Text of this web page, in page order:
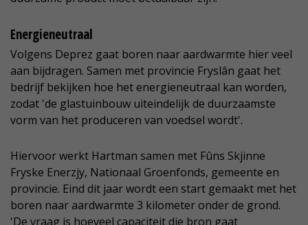
Energieneutraal
Volgens Deprez gaat boren naar aardwarmte hier veel
aan bijdragen. Samen met provincie Fryslân gaat het
bedrijf bekijken hoe het energieneutraal kan worden,
zodat 'de glastuinbouw uiteindelijk de duurzaamste
vorm van het produceren van voedsel wordt'.
Hiervoor werkt Hartman samen met Fûns Skjinne
Fryske Enerzjy, Nationaal Groenfonds, gemeente en
provincie. Eind dit jaar wordt een start gemaakt met het
boren naar aardwarmte 3 kilometer onder de grond.
'De vraag is hoeveel capaciteit die bron gaat